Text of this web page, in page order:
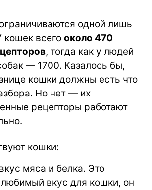
одной лишь
кошек всего около 470
, тогда как у людей
— 1700. Казалось бы,
кошки должны есть что
Но нет — их
рецепторы работают
кошки:
мяса и белка. Это
вкус для кошки, он